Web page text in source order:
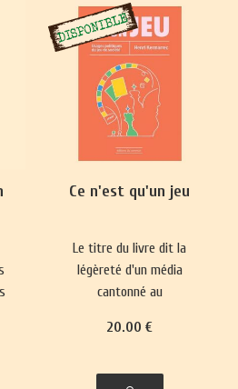
Ce n'est qu'un jeu
Le titre du livre dit la
légèreté d'un média
cantonné au
mineure dans le paysage
réactualise nos
20.00 €